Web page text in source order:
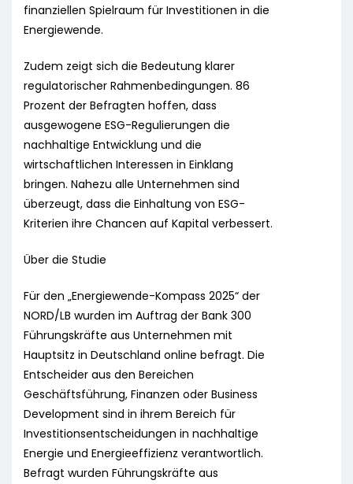
finanziellen Spielraum für Investitionen in die
Energiewende.
Zudem zeigt sich die Bedeutung klarer
regulatorischer Rahmenbedingungen. 86
Prozent der Befragten hoffen, dass
ausgewogene ESG-Regulierungen die
nachhaltige Entwicklung und die
wirtschaftlichen Interessen in Einklang
bringen. Nahezu alle Unternehmen sind
überzeugt, dass die Einhaltung von ESG-
Kriterien ihre Chancen auf Kapital verbessert.
Über die Studie
Für den „Energiewende-Kompass 2025“ der
NORD/LB wurden im Auftrag der Bank 300
Führungskräfte aus Unternehmen mit
Hauptsitz in Deutschland online befragt. Die
Entscheider aus den Bereichen
Geschäftsführung, Finanzen oder Business
Development sind in ihrem Bereich für
Investitionsentscheidungen in nachhaltige
Energie und Energieeffizienz verantwortlich.
Befragt wurden Führungskräfte aus